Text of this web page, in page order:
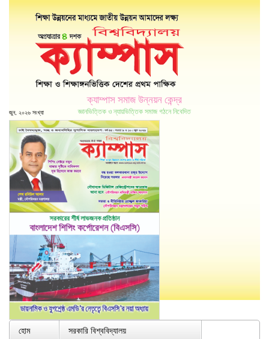
ক্যাম্পাস সমাজ উন্নয়ন কেন্দ্র
জ্ঞানভিত্তিক ও ন্যায়ভিত্তিক সমাজ গঠনে নিবেদিত
জুন, ২০২৬ সংখ্যা
হোম
সরকারি বিশ্ববিদ্যালয়